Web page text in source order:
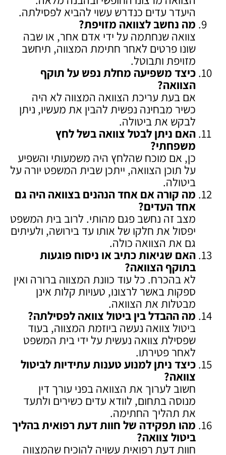
היעדר עדים כנדרש עשוי להביא לפסילתה.
מה נחשב לצוואה מזויפת?
צוואה שנחתמה על ידי אדם אחר, או שבה
שונו פרטים לאחר חתימת המצווה, תיחשב
מזויפת ותבוטל.
כיצד משפיעה מחלת נפש על תוקף
הצוואה?
אם בעת עריכת הצוואה המצווה לא היה
כשיר מבחינה נפשית להבין את מעשיו, ניתן
לבקש את ביטולה.
האם ניתן לבטל צוואה בשל לחץ
משפחתי?
כן, אם מוכח שהלחץ היה משמעותי והשפיע
על תוכן הצוואה, ייתכן שבית המשפט יורה על
ביטולה.
מה קורה אם אחד הנהנים בצוואה היה גם
אחד העדים?
מצב זה נחשב פגם מהותי. לרוב בית המשפט
יפסול את חלקו של אותו עד בירושה, ולעיתים
גם את הצוואה כולה.
האם שגיאות כתיב או ניסוח פוגעות
בתוקף הצוואה?
לא בהכרח. כל עוד כוונת המצווה ברורה ואין
ספקות באשר לרצונו, טעויות קלות אינן
מבטלות את הצוואה.
מה ההבדל בין ביטול צוואה לפסילתה?
ביטול צוואה נעשה ביוזמת המצווה, בעוד
שפסילת צוואה נעשית על ידי בית המשפט
לאחר פטירתו.
כיצד ניתן למנוע טענות עתידיות לביטול
צוואה?
חשוב לערוך את הצוואה בפני עורך דין
מנוסה בתחום, לוודא עדים כשירים ולתעד
את תהליך החתימה.
מהו תפקידה של חוות דעת רפואית בהליך
ביטול צוואה?
חוות דעת רפואית עשויה להוכיח שהמצווה